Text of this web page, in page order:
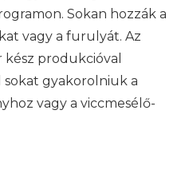
Sokan hozzák a
vagy a furulyát. Az
produkcióval
gyakorolniuk a
vagy a viccmesélő-